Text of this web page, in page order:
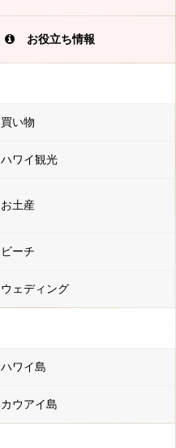
お役立ち情報
買い物
ハワイ観光
お土産
ビーチ
ウェディング
ハワイ島
カウアイ島